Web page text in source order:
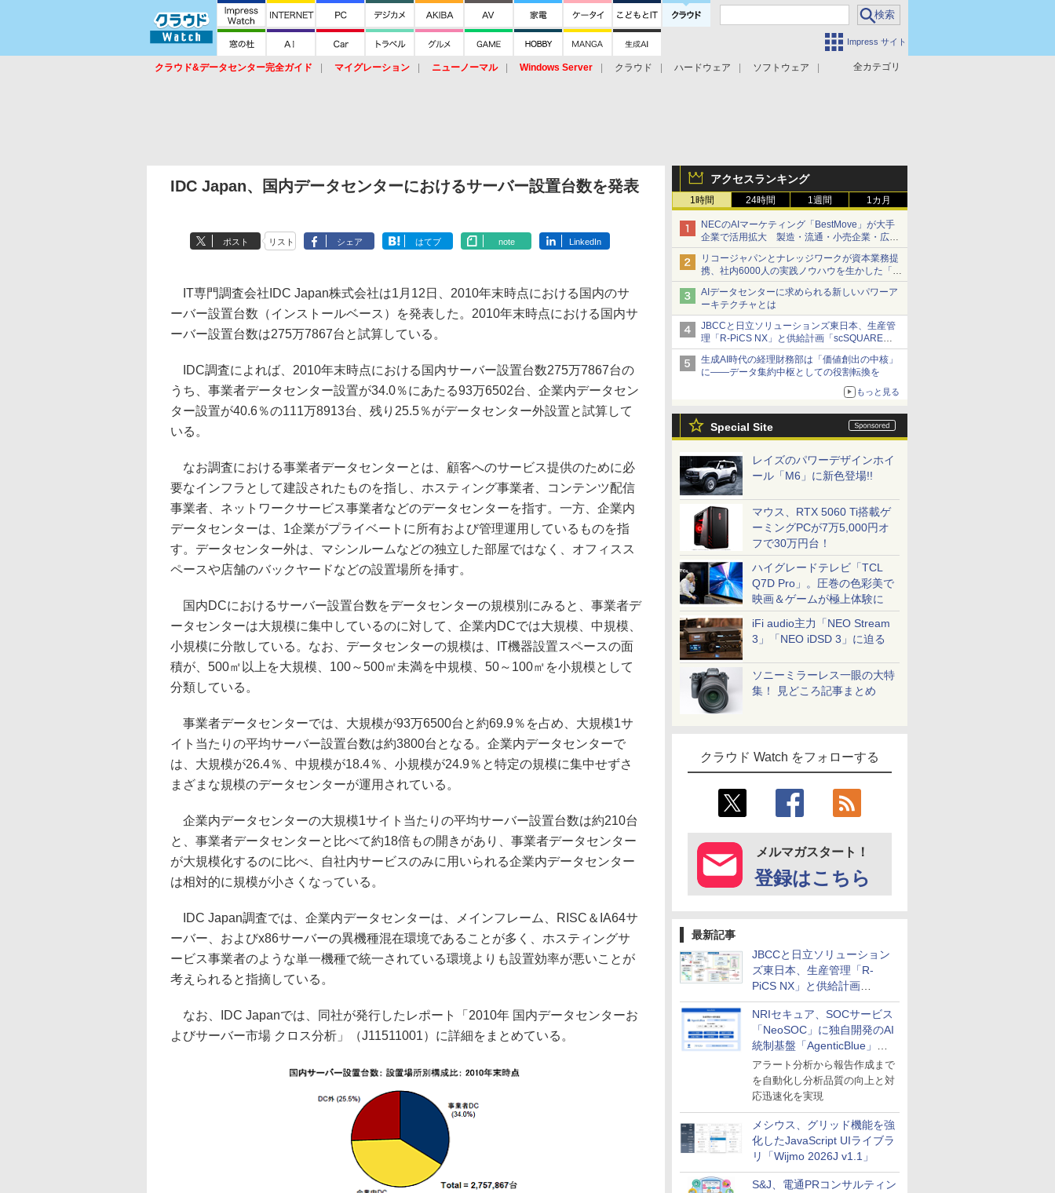
Impress サイト
全カテゴリ
クラウド&データセンター完全ガイド マイグレーション ニューノーマル Windows Server クラウド ハードウェア
ソフトウェア
アクセスランキング
1時間 24時間 1週間 1カ月
NECのAIマーケティング「BestMove」が大手
企業で活用拡大 製造・流通・小売企業・広告
代理店などが実装フェーズへ
リコージャパンとナレッジワークが資本業務提
携、社内6000人の実践ノウハウを生かした「AI
商談記録 for RICOH」を展開へ
AIデータセンターに求められる新しいパワーア
ーキテクチャとは
JBCCと日立ソリューションズ東日本、生産管
理「R-PiCS NX」と供給計画「scSQUARE
ISP」の連携サービスを提供開始
生成AI時代の経理財務部は「価値創出の中核」
に――データ集約中枢としての役割転換を
もっと見る
Special Site
レイズのパワーデザインホイ
ール「M6」に新色登場!!
マウス、RTX 5060 Ti搭載ゲ
ーミングPCが7万5,000円オ
フで30万円台！
ハイグレードテレビ「TCL
Q7D Pro」。圧巻の色彩美で
映画＆ゲームが極上体験に
iFi audio主力「NEO Stream
3」「NEO iDSD 3」に迫る
ソニーミラーレス一眼の大特
集！ 見どころ記事まとめ
クラウド Watch をフォローする
メルマガスタート！
登録はこちら
最新記事
JBCCと日立ソリューション
ズ東日本、生産管理「R-
PiCS NX」と供給計画
「scSQUARE ISP」の連携サ
ービスを提供開始
NRIセキュア、SOCサービス
「NeoSOC」に独自開発のAI
統制基盤「AgenticBlue」を
導入
アラート分析から報告作成まで
を自動化し分析品質の向上と対
応迅速化を実現
メシウス、グリッド機能を強
化したJavaScript UIライブラ
リ「Wijmo 2026J v1.1」
S&J、電通PRコンサルティン
IDC Japan、国内データセンターにおけるサーバー設置台数を発表
ポスト リスト シェア はてブ note LinkedIn
IT専門調査会社IDC Japan株式会社は1月12日、2010年末時点における国内のサ
ーバー設置台数（インストールベース）を発表した。2010年末時点における国内サ
ーバー設置台数は275万7867台と試算している。
IDC調査によれば、2010年末時点における国内サーバー設置台数275万7867台の
うち、事業者データセンター設置が34.0％にあたる93万6502台、企業内データセン
ター設置が40.6％の111万8913台、残り25.5％がデータセンター外設置と試算して
いる。
なお調査における事業者データセンターとは、顧客へのサービス提供のために必
要なインフラとして建設されたものを指し、ホスティング事業者、コンテンツ配信
事業者、ネットワークサービス事業者などのデータセンターを指す。一方、企業内
データセンターは、1企業がプライベートに所有および管理運用しているものを指
す。データセンター外は、マシンルームなどの独立した部屋ではなく、オフィスス
ペースや店舗のバックヤードなどの設置場所を挿す。
国内DCにおけるサーバー設置台数をデータセンターの規模別にみると、事業者デ
ータセンターは大規模に集中しているのに対して、企業内DCでは大規模、中規模、
小規模に分散している。なお、データセンターの規模は、IT機器設置スペースの面
積が、500㎡以上を大規模、100～500㎡未満を中規模、50～100㎡を小規模として
分類している。
事業者データセンターでは、大規模が93万6500台と約69.9％を占め、大規模1サ
イト当たりの平均サーバー設置台数は約3800台となる。企業内データセンターで
は、大規模が26.4％、中規模が18.4％、小規模が24.9％と特定の規模に集中せずさ
まざまな規模のデータセンターが運用されている。
企業内データセンターの大規模1サイト当たりの平均サーバー設置台数は約210台
と、事業者データセンターと比べて約18倍もの開きがあり、事業者データセンター
が大規模化するのに比べ、自社内サービスのみに用いられる企業内データセンター
は相対的に規模が小さくなっている。
IDC Japan調査では、企業内データセンターは、メインフレーム、RISC＆IA64サ
ーバー、およびx86サーバーの異機種混在環境であることが多く、ホスティングサ
ービス事業者のような単一機種で統一されている環境よりも設置効率が悪いことが
考えられると指摘している。
なお、IDC Japanでは、同社が発行したレポート「2010年 国内データセンターお
よびサーバー市場 クロス分析」（J11511001）に詳細をまとめている。